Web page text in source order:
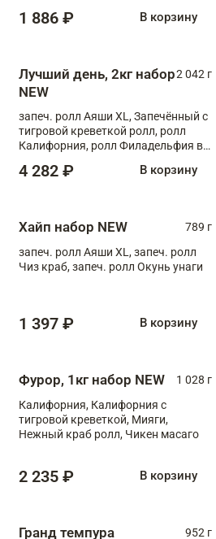
1 886 ₽ В корзину
Лучший день, 2кг набор
NEW
2 042 г
запеч. ролл Аяши XL, Запечённый с
тигровой креветкой ролл, ролл
Калифорния, ролл Филадельфия в
запеч. ролл Моцарелломания, ролл
4 282 ₽ В корзину
Хайп набор NEW
789 г
запеч. ролл Аяши XL, запеч. ролл
Чиз краб, запеч. ролл Окунь унаги
1 397 ₽ В корзину
Фурор, 1кг набор NEW
1 028 г
Калифорния, Калифорния с
тигровой креветкой, Мияги,
Нежный краб ролл, Чикен масаго
2 235 ₽ В корзину
Гранд темпура
952 г